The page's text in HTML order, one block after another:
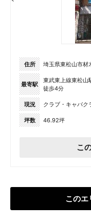
住所
埼玉県東松山市材
最寄駅
東武東上線東松山
徒歩4分
現況 クラブ・キャバク
坪数 46.92坪
こ
このエ